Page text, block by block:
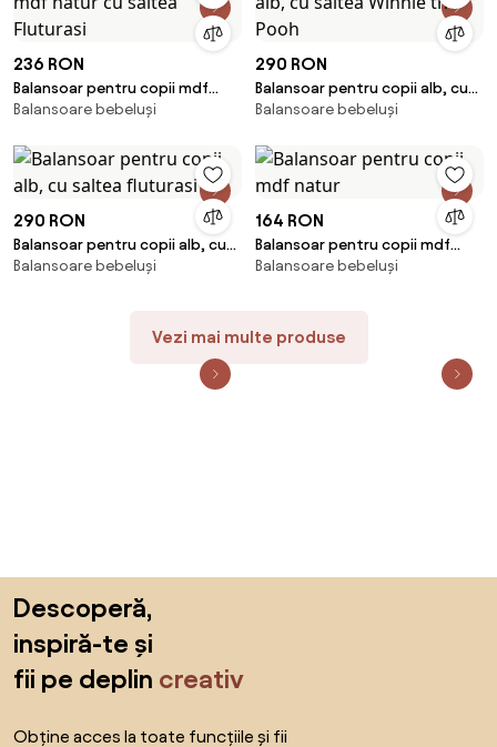
236 RON
Balansoar pentru copii mdf
natur cu saltea Fluturasi
Balansoare bebeluși
290 RON
Balansoar pentru copii alb, cu
saltea Winnie the Pooh
Balansoare bebeluși
290 RON
Balansoar pentru copii alb, cu
saltea fluturasi
Balansoare bebeluși
164 RON
Balansoar pentru copii mdf
natur
Balansoare bebeluși
Vezi mai multe produse
Descoperă,
inspiră-te și
fii pe deplin creativ
Obține acces la toate funcțiile și fii